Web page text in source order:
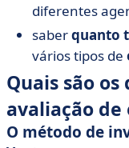
diferentes
saberquanto
vários tipos de
Quais são
avaliação de
O método de